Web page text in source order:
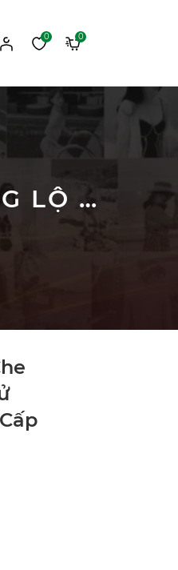
0 0
ĐỆM SILICONE VÙNG BIKINI CHE RÃNH VÙNG KÍN CHỐNG LỘ SỬ DỤNG ĐƯỢC NHIỀU LẦN CAO CẤP HÌNH Y MÃ PK078